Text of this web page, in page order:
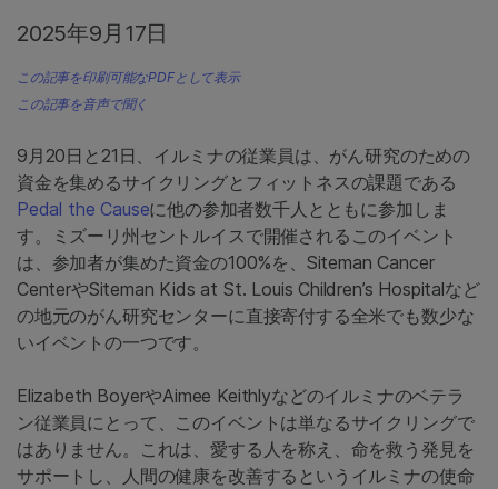
2025年9月17日
この記事を印刷可能なPDFとして表示
この記事を音声で聞く
9月20日と21日、イルミナの従業員は、がん研究のための
資金を集めるサイクリングとフィットネスの課題である
Pedal the Causeに他の参加者数千人とともに参加しま
す。ミズーリ州セントルイスで開催されるこのイベント
は、参加者が集めた資金の100%を、Siteman Cancer
CenterやSiteman Kids at St. Louis Children’s Hospitalなど
の地元のがん研究センターに直接寄付する全米でも数少な
いイベントの一つです。
Elizabeth BoyerやAimee Keithlyなどのイルミナのベテラ
ン従業員にとって、このイベントは単なるサイクリングで
はありません。これは、愛する人を称え、命を救う発見を
サポートし、人間の健康を改善するというイルミナの使命